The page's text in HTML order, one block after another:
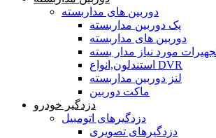
دوربین های مداربسته
پک دوربین مداربسته
دوربین های مداربسته
مورد نیاز مدار بسته
استندلون,انواع DVR
لنز دوربین مداربسته
ماکت دوربین
دزدگیر خودرو
دزدگیرهای اتومبیل
دزدگیرهای تصویری